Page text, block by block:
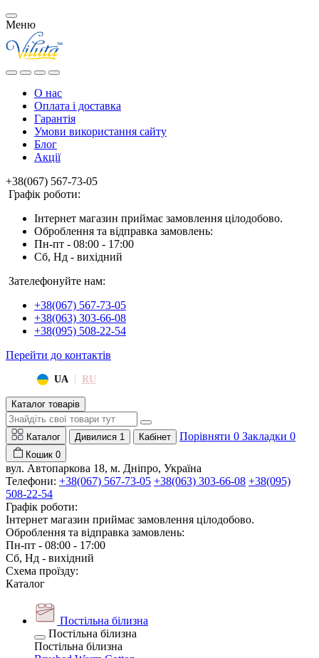
Меню
О нас
Оплата і доставка
Гарантія
Умови використання сайту
Блог
Акції
+38(067) 567-73-05
Графік роботи:
Інтернет магазин приймає замовлення цілодобово.
Оброблення та відправка замовлень:
Пн-пт - 08:00 - 17:00
Сб, Нд - вихідний
Зателефонуйте нам:
+38(067) 567-73-05
+38(063) 303-66-08
+38(095) 508-22-54
Перейти до контактів
UA | RU
Каталог товарів
Каталог Дивилися 1 Кабінет Порівняти 0 Закладки 0
Кошик 0
вул. Автопаркова 18, м. Дніпро, Україна
Телефони: +38(067) 567-73-05 +38(063) 303-66-08 +38(095)
508-22-54
Графік роботи:
Інтернет магазин приймає замовлення цілодобово.
Оброблення та відправка замовлень:
Пн-пт - 08:00 - 17:00
Сб, Нд - вихідний
Схема проїзду:
Каталог
Постільна білизна
Постільна білизна
Постільна білизна